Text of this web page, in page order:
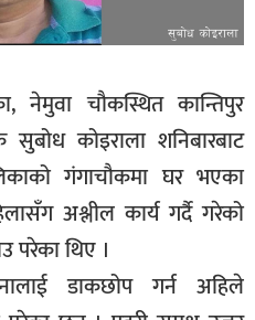
नेमुवा चौकस्थित कान्तिपुर
कोइराला शनिबारबाट
गंगाचौकमा घर भएका
अश्लील कार्य गर्दै गरेको
परेका थिए ।
डाकछोप गर्न अहिले